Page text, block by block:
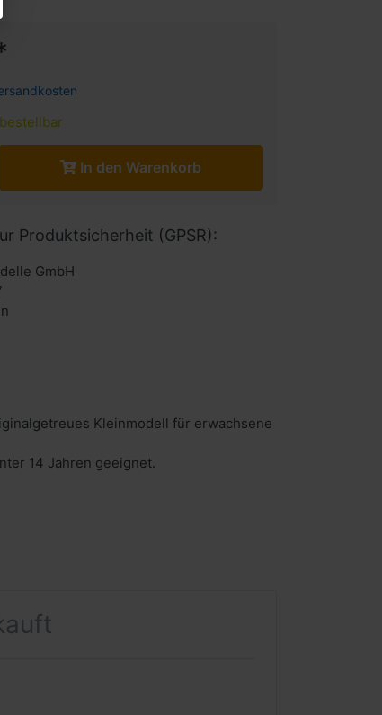
In den Warenkorb
Produktsicherheit (GPSR):
GmbH
Kleinmodell für erwachsene
14 Jahren geeignet.